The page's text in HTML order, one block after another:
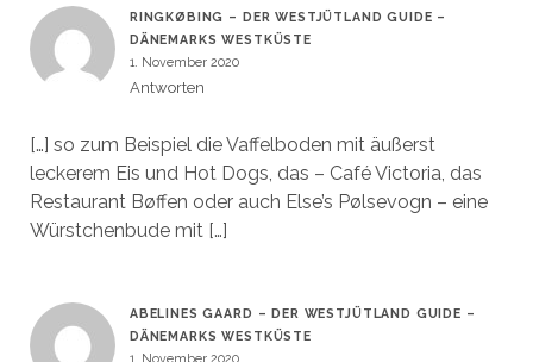
RINGKØBING – DER WESTJÜTLAND GUIDE –
DÄNEMARKS WESTKÜSTE
1. November 2020
Antworten
[…] so zum Beispiel die Vaffelboden mit äußerst
leckerem Eis und Hot Dogs, das – Café Victoria, das
Restaurant Bøffen oder auch Else’s Pølsevogn – eine
Würstchenbude mit […]
ABELINES GAARD – DER WESTJÜTLAND GUIDE –
DÄNEMARKS WESTKÜSTE
1. November 2020